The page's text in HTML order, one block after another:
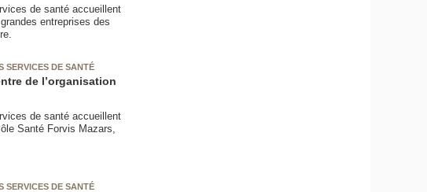
de santé accueillent
entreprises des
SERVICES DE SANTÉ
de l’organisation
de santé accueillent
Santé Forvis Mazars,
SERVICES DE SANTÉ